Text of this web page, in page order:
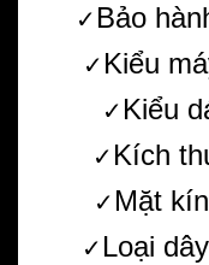
✓ Bảo
✓ Kiểu
✓ Kiểu
✓ Kích
✓ Mặt
✓ Loại